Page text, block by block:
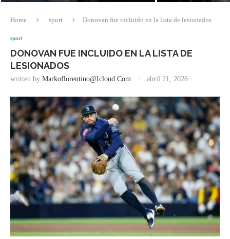
Home sport Donovan fue incluido en la lista de lesionados
sport
DONOVAN FUE INCLUIDO EN LA LISTA DE
LESIONADOS
written by Markoflorentino@icloud.com abril 21, 2026